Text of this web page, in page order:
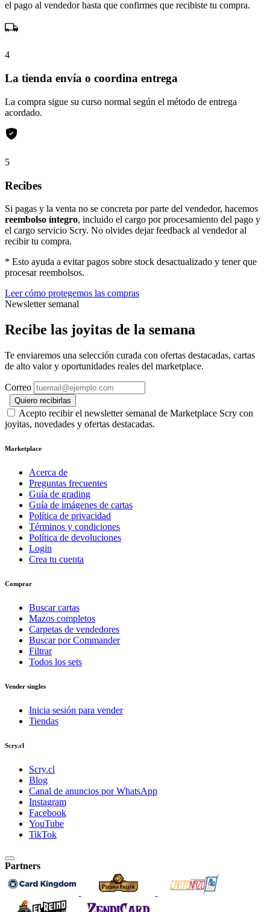
el pago al vendedor hasta que confirmes que recibiste tu compra.
4
La tienda envía o coordina entrega
La compra sigue su curso normal según el método de entrega
acordado.
5
Recibes
Si pagas y la venta no se concreta por parte del vendedor, hacemos
reembolso íntegro, incluido el cargo por procesamiento del pago y
el cargo servicio Scry. No olvides dejar feedback al vendedor al
recibir tu compra.
* Esto ayuda a evitar pagos sobre stock desactualizado y tener que
procesar reembolsos.
Leer cómo protegemos las compras
Newsletter semanal
Recibe las joyitas de la semana
Te enviaremos una selección curada con ofertas destacadas, cartas
de alto valor y oportunidades reales del marketplace.
Correo
Quiero recibirlas
Acepto recibir el newsletter semanal de Marketplace Scry con
joyitas, novedades y ofertas destacadas.
Marketplace
Acerca de
Preguntas frecuentes
Guía de grading
Guía de imágenes de cartas
Política de privacidad
Términos y condiciones
Política de devoluciones
Login
Crea tu cuenta
Comprar
Buscar cartas
Mazos completos
Carpetas de vendedores
Buscar por Commander
Filtrar
Todos los sets
Vender singles
Inicia sesión para vender
Tiendas
Scry.cl
Scry.cl
Blog
Canal de anuncios por WhatsApp
Instagram
Facebook
YouTube
TikTok
Partners